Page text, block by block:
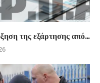
της εξάρτησης από...